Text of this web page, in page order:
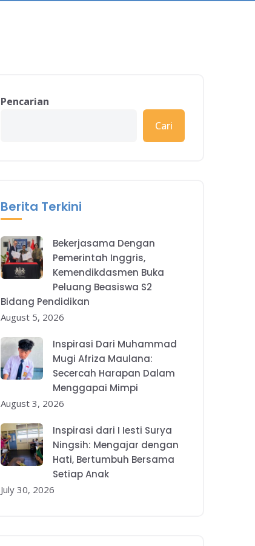
Pencarian
Cari
Berita Terkini
Bekerjasama Dengan
Pemerintah Inggris,
Kemendikdasmen Buka
Peluang Beasiswa S2
Bidang Pendidikan
August 5, 2026
Inspirasi Dari Muhammad
Mugi Afriza Maulana:
Secercah Harapan Dalam
Menggapai Mimpi
August 3, 2026
Inspirasi dari I Iesti Surya
Ningsih: Mengajar dengan
Hati, Bertumbuh Bersama
Setiap Anak
July 30, 2026